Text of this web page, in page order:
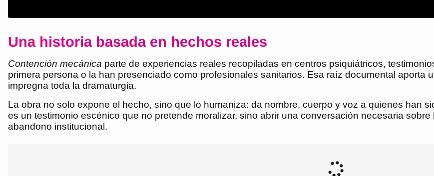
Una historia basada en hechos reales
Contención mecánica parte de experiencias reales recopiladas en centros psiquiátricos,
primera persona o la han presenciado como profesionales sanitarios. Esa raíz documental aporta
impregna toda la dramaturgia.
La obra no solo expone el hecho, sino que lo humaniza: da nombre, cuerpo y voz a quienes han
es un testimonio escénico que no pretende moralizar, sino abrir una conversación necesaria
abandono institucional.